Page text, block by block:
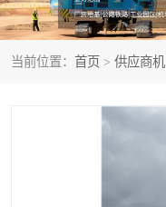
当前位置： 首页 > 供应商机
强夯队伍